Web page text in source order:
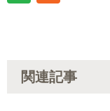
関連記事